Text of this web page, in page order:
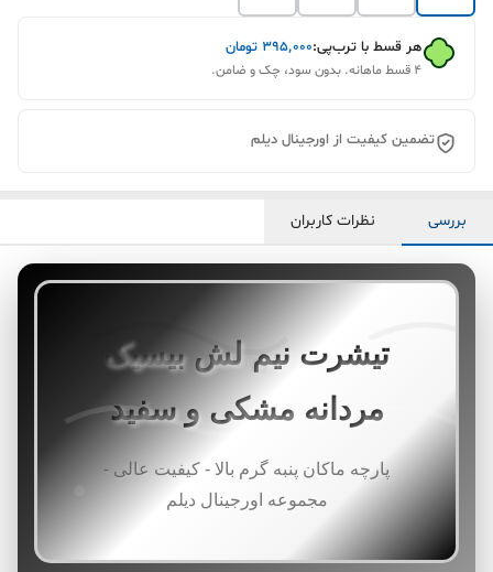
هر قسط با ترب‌پی:۳۹۵٬۰۰۰ تومان
۴ قسط ماهانه. بدون سود، چک و ضامن.
تضمین کیفیت از اورجینال دیلم
بررسی نظرات کاربران
تیشرت نیم لش بیسیک
مردانه مشکی و سفید
پارچه ماکان پنبه گرم بالا - کیفیت عالی -
مجموعه اورجینال دیلم